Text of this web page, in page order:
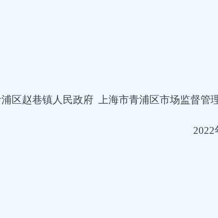
区赵巷镇人民政府 上海市青浦区市场监督管
2022